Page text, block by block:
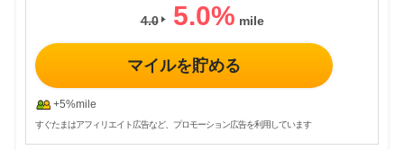
4.0 5.0%
マイルを貯める
+5%mile
すぐたまはアフィリエイト広告など、プロモーション広告を利用しています